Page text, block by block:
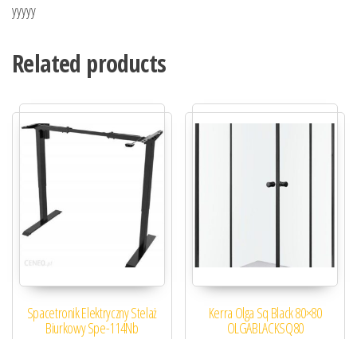
yyyyy
Related products
Spacetronik Elektryczny Stelaż
Biurkowy Spe-114Nb
Kerra Olga Sq Black 80×80
OLGABLACKSQ80